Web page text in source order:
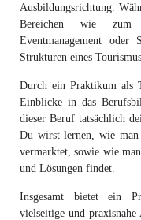
achten, dass alle
Zusammenarbeit
Unternehmen
Ausbildungsrichtung.
Bereichen wie
Eventmanagement
Strukturen eines
Durch ein Praktikum als
Einblicke in das
dieser Beruf tatsächlich
Du wirst lernen, wie man
vermarktet, sowie wie
und Lösungen findet.
Insgesamt bietet ein
vielseitige und